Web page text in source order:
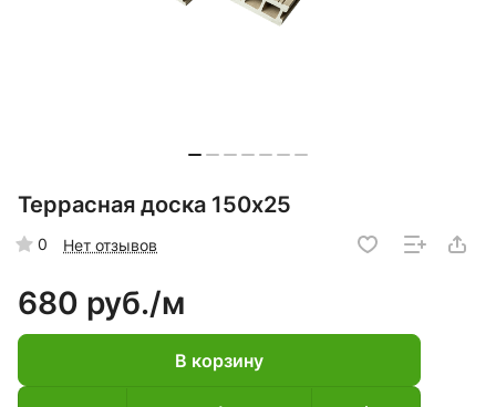
Террасная доска 150х25
0 Нет отзывов
680 руб./м
В корзину